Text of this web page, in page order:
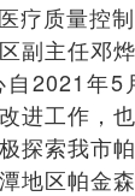
疗质量控
副主任邓
2021年5
进工作，
探索我市
地区帕金森